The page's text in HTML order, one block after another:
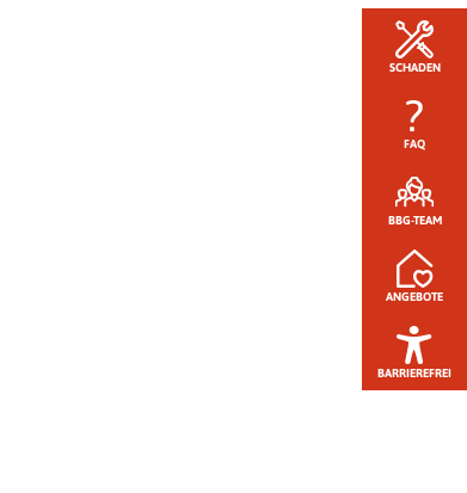
SCHADEN
FAQ
BBG-TEAM
ANGEBOTE
BARRIEREFREI